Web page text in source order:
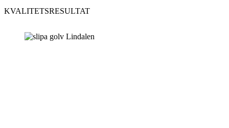
KVALITETSRESULTAT